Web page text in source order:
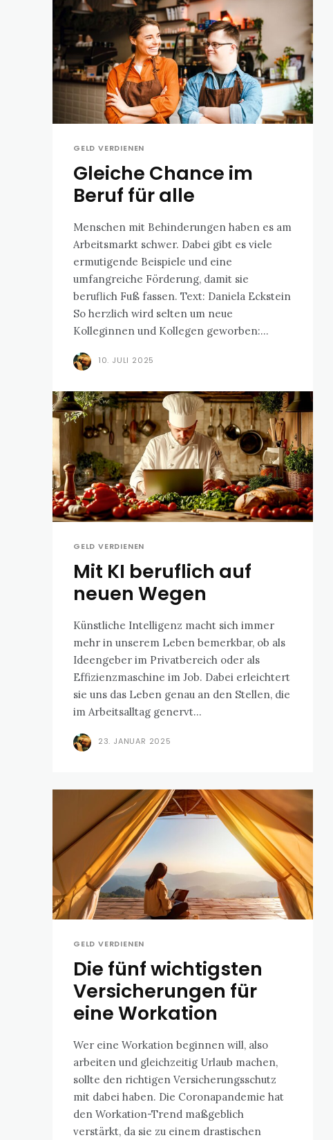
GELD VERDIENEN
Gleiche Chance im
Beruf für alle
Menschen mit Behinderungen haben es am
Arbeitsmarkt schwer. Dabei gibt es viele
ermutigende Beispiele und eine
umfangreiche Förderung, damit sie
beruflich Fuß fassen. Text: Daniela Eckstein
So herzlich wird selten um neue
Kolleginnen und Kollegen geworben:...
10. JULI 2025
GELD VERDIENEN
Mit KI beruflich auf
neuen Wegen
Künstliche Intelligenz macht sich immer
mehr in unserem Leben bemerkbar, ob als
Ideengeber im Privatbereich oder als
Effizienzmaschine im Job. Dabei erleichtert
sie uns das Leben genau an den Stellen, die
im Arbeitsalltag genervt...
23. JANUAR 2025
GELD VERDIENEN
Die fünf wichtigsten
Versicherungen für
eine Workation
Wer eine Workation beginnen will, also
arbeiten und gleichzeitig Urlaub machen,
sollte den richtigen Versicherungsschutz
mit dabei haben. Die Coronapandemie hat
den Workation-Trend maßgeblich
verstärkt, da sie zu einem drastischen